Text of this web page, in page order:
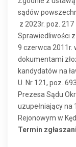
sądów
z 2023r. poz.
Sprawiedliwości
9 czerwca 2011r.
dokumentami
kandydatów na
U. Nr 121, poz.
Prezesa Sądu
uzupełniający na
Rejonowym w
Termin